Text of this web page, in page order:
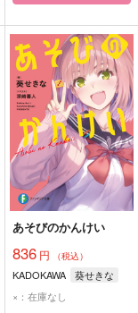
あそびのかんけい
836円 （税込）
KADOKAWA
葵せきな
×：在庫なし